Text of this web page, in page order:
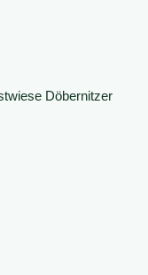
Döbernitzer